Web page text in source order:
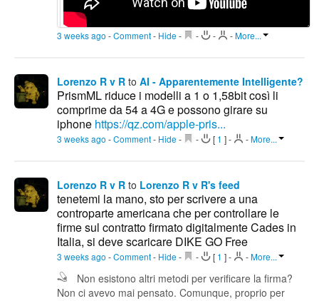
3 weeks ago -Comment- Hide - - - -More...
Lorenzo R v R to AI - Apparentemente Intelligente?
PrismML riduce i modelli a 1 o 1,58bit così li
comprime da 54 a 4G e possono girare su
iphone https://qz.com/apple-pris...
3 weeks ago -Comment- Hide - - [ 1 ]- -More...
Lorenzo R v R to Lorenzo R v R's feed
tenetemi la mano, sto per scrivere a una
controparte americana che per controllare le
firme sul contratto firmato digitalmente Cades in
Italia, si deve scaricare DIKE GO Free
3 weeks ago -Comment- Hide - - [ 1 ]- -More...
Non esistono altri metodi per verificare la firma?
Non ci avevo mai pensato. Comunque, proprio per